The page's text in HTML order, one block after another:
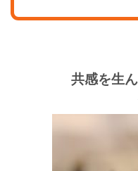
共感を生